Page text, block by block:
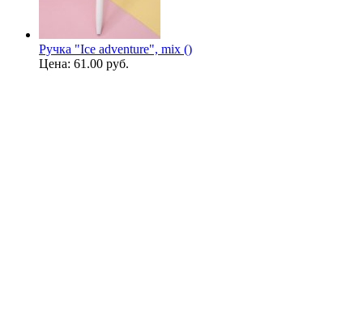
Ручка "Ice adventure", mix ()
Цена: 61.00 руб.